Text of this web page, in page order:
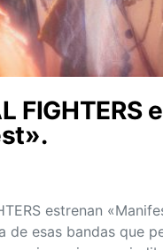
FIGHTERS
estrenan
de esas bandas que